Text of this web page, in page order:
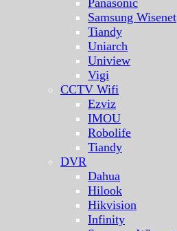
Samsung Wisenet
Tiandy
Uniarch
Uniview
Vigi
CCTV Wifi
Ezviz
IMOU
Robolife
Tiandy
DVR
Dahua
Hilook
Hikvision
Infinity